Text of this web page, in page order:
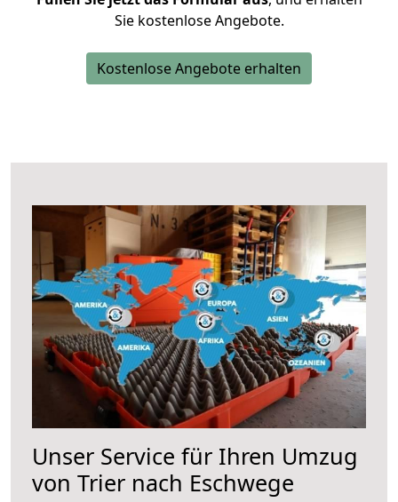
Sie kostenlose Angebote.
Kostenlose Angebote erhalten
Unser Service für Ihren Umzug
von Trier nach Eschwege